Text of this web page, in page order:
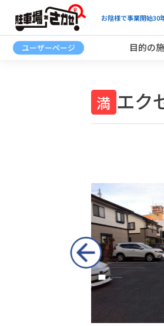
目的の
お陰様で事業開始30
エク
①ご契約中の駐車場の